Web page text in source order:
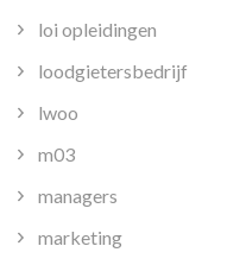
loi opleidingen
loodgietersbedrijf
lwoo
m03
managers
marketing